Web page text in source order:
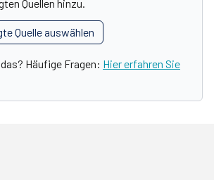
Quellen hinzu.
Quelle auswählen
Häufige Fragen: Hier erfahren Sie